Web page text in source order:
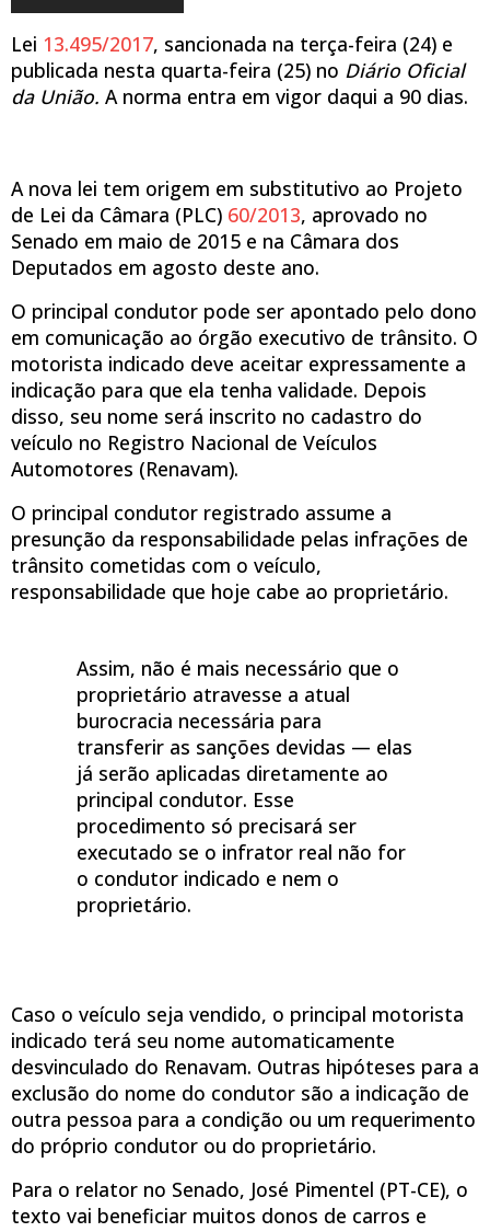
Lei 13.495/2017, sancionada na terça-feira (24) e
publicada nesta quarta-feira (25) no Diário Oficial
da União. A norma entra em vigor daqui a 90 dias.
A nova lei tem origem em substitutivo ao Projeto
de Lei da Câmara (PLC) 60/2013, aprovado no
Senado em maio de 2015 e na Câmara dos
Deputados em agosto deste ano.
O principal condutor pode ser apontado pelo dono
em comunicação ao órgão executivo de trânsito. O
motorista indicado deve aceitar expressamente a
indicação para que ela tenha validade. Depois
disso, seu nome será inscrito no cadastro do
veículo no Registro Nacional de Veículos
Automotores (Renavam).
O principal condutor registrado assume a
presunção da responsabilidade pelas infrações de
trânsito cometidas com o veículo,
responsabilidade que hoje cabe ao proprietário.
Assim, não é mais necessário que o
proprietário atravesse a atual
burocracia necessária para
transferir as sanções devidas — elas
já serão aplicadas diretamente ao
principal condutor. Esse
procedimento só precisará ser
executado se o infrator real não for
o condutor indicado e nem o
proprietário.
Caso o veículo seja vendido, o principal motorista
indicado terá seu nome automaticamente
desvinculado do Renavam. Outras hipóteses para a
exclusão do nome do condutor são a indicação de
outra pessoa para a condição ou um requerimento
do próprio condutor ou do proprietário.
Para o relator no Senado, José Pimentel (PT-CE), o
texto vai beneficiar muitos donos de carros e